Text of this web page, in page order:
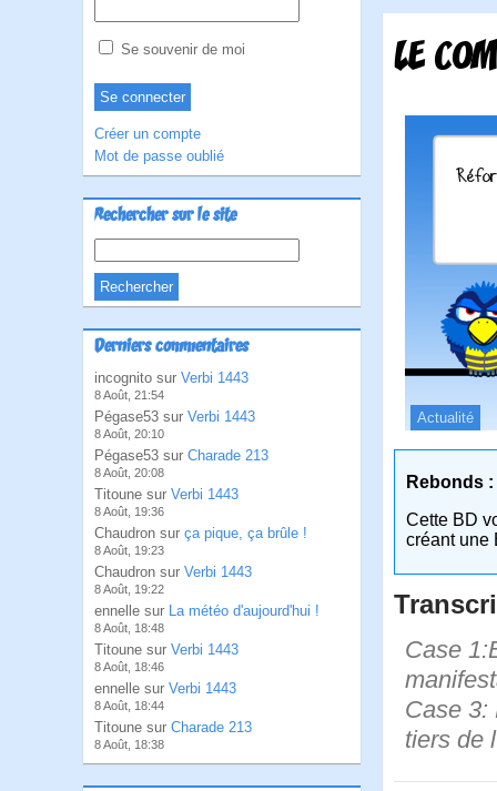
Se souvenir de moi
Créer un compte
Mot de passe oublié
Rechercher sur le site
Derniers commentaires
incognito sur Verbi 1443
8 Août, 21:54
Pégase53 sur Verbi 1443
8 Août, 20:10
Pégase53 sur Charade 213
8 Août, 20:08
Titoune sur Verbi 1443
8 Août, 19:36
Chaudron sur ça pique, ça brûle !
8 Août, 19:23
Chaudron sur Verbi 1443
8 Août, 19:22
ennelle sur La météo d'aujourd'hui !
8 Août, 18:48
Titoune sur Verbi 1443
8 Août, 18:46
ennelle sur Verbi 1443
8 Août, 18:44
Titoune sur Charade 213
8 Août, 18:38
LE
Actualité
Rebonds :
Cette BD
créant une
Case
Case 3:
tiers de